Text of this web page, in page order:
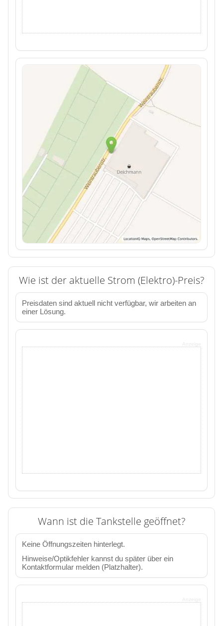
Wie ist der aktuelle Strom (Elektro)-Preis?
Preisdaten sind aktuell nicht verfügbar, wir arbeiten an
einer Lösung.
Wann ist die Tankstelle geöffnet?
Keine Öffnungszeiten hinterlegt.
Hinweise/Optikfehler kannst du später über ein
Kontaktformular melden (Platzhalter).